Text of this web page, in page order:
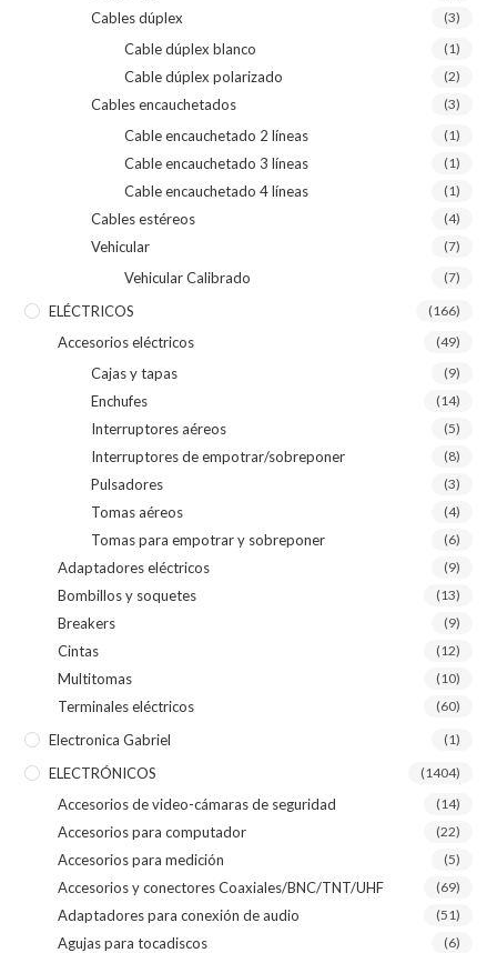
Cables dúplex (3)
Cable dúplex blanco (1)
Cable dúplex polarizado (2)
Cables encauchetados (3)
Cable encauchetado 2 líneas (1)
Cable encauchetado 3 líneas (1)
Cable encauchetado 4 líneas (1)
Cables estéreos (4)
Vehicular (7)
Vehicular Calibrado (7)
ELÉCTRICOS (166)
Accesorios eléctricos (49)
Cajas y tapas (9)
Enchufes (14)
Interruptores aéreos (5)
Interruptores de empotrar/sobreponer (8)
Pulsadores (3)
Tomas aéreos (4)
Tomas para empotrar y sobreponer (6)
Adaptadores eléctricos (9)
Bombillos y soquetes (13)
Breakers (9)
Cintas (12)
Multitomas (10)
Terminales eléctricos (60)
Electronica Gabriel (1)
ELECTRÓNICOS (1404)
Accesorios de video-cámaras de seguridad (14)
Accesorios para computador (22)
Accesorios para medición (5)
Accesorios y conectores Coaxiales/BNC/TNT/UHF (69)
Adaptadores para conexión de audio (51)
Agujas para tocadiscos (6)